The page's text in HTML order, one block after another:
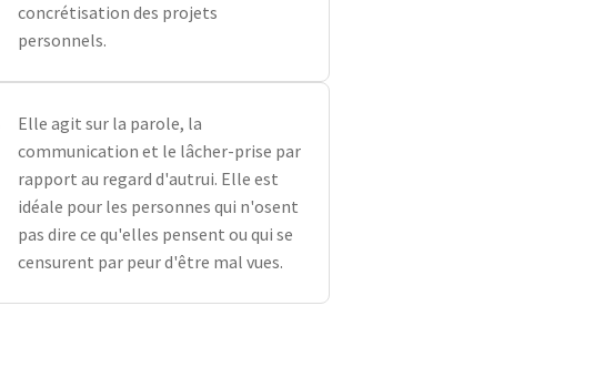
concrétisation des projets
personnels.
Elle agit sur la parole, la
communication et le lâcher-prise par
rapport au regard d'autrui. Elle est
idéale pour les personnes qui n'osent
pas dire ce qu'elles pensent ou qui se
censurent par peur d'être mal vues.